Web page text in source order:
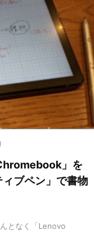
」を
ブペン」で書物
となく「Lenovo